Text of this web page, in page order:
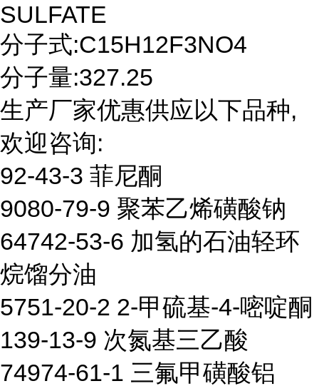
SULFATE
分子式:C15H12F3NO4
分子量:327.25
生产厂家优惠供应以下品种,
欢迎咨询:
92-43-3 菲尼酮
9080-79-9 聚苯乙烯磺酸钠
64742-53-6 加氢的石油轻环
烷馏分油
5751-20-2 2-甲硫基-4-嘧啶酮
139-13-9 次氮基三乙酸
74974-61-1 三氟甲磺酸铝